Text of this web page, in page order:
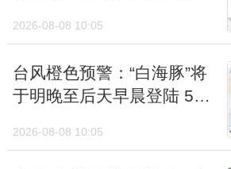
明天降温幅度会收敛不少。
接下来几天将被阴雨“锁定”
明显偏高，逐步转为偏低状
天起至21日最高气温将多在
2026-08-08 10:05
台风“白海豚”进入我国24小
时警戒线 上海处于台风危
2026-08-08 09:55